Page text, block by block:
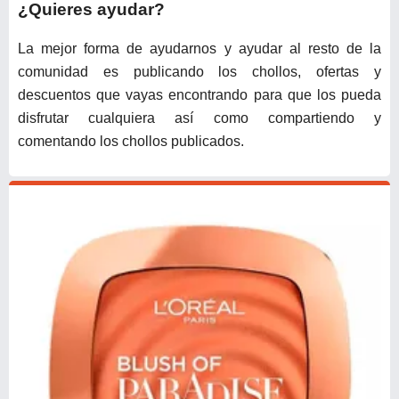
¿Quieres ayudar?
La mejor forma de ayudarnos y ayudar al resto de la
comunidad es publicando los chollos, ofertas y
descuentos que vayas encontrando para que los pueda
disfrutar cualquiera así como compartiendo y
comentando los chollos publicados.